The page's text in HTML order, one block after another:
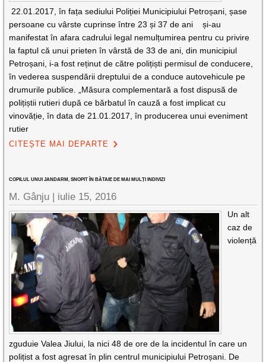
22.01.2017, în fața sediului Poliției Municipiului Petroșani, șase
persoane cu vârste cuprinse între 23 și 37 de ani și-au
manifestat în afara cadrului legal nemulțumirea pentru cu privire
la faptul că unui prieten în vârstă de 33 de ani, din municipiul
Petroșani, i-a fost reținut de către polițiști permisul de conducere,
în vederea suspendării dreptului de a conduce autovehicule pe
drumurile publice. „Măsura complementară a fost dispusă de
polițiștii rutieri după ce bărbatul în cauză a fost implicat cu
vinovăție, în data de 21.01.2017, în producerea unui eveniment
rutier
CITEȘTE MAI DEPARTE
COPILUL UNUI JANDARM, SNOPIT ÎN BĂTAIE DE MAI MULȚI INDIVIZI
M. Gânju | iulie 15, 2016
Un alt
caz de
violență
zguduie Valea Jiului, la nici 48 de ore de la incidentul în care un
polițist a fost agresat în plin centrul municipiului Petroșani. De